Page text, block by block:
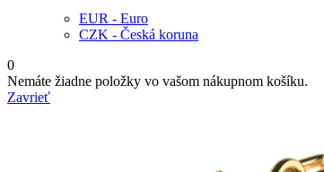
EUR - Euro
CZK - Česká koruna
0
Nemáte žiadne položky vo vašom nákupnom košíku.
Zavrieť